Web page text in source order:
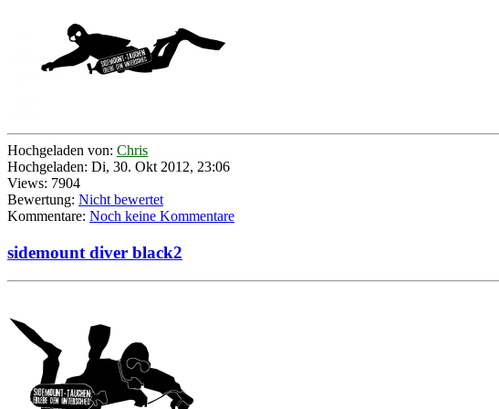
Hochgeladen von: Chris
Hochgeladen: Di, 30. Okt 2012, 23:06
Views: 7904
Bewertung: Nicht bewertet
Kommentare: Noch keine Kommentare
sidemount diver black2